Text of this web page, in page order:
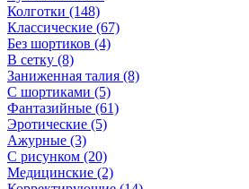
Колготки (148)
Классические (67)
Без шортиков (4)
В сетку (8)
Заниженная талия (8)
C шортиками (5)
Фантазийные (61)
Эротические (5)
Ажурные (3)
С рисунком (20)
Медицинские (2)